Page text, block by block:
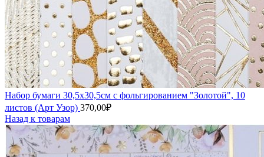
Набор бумаги 30,5х30,5см с фольгированием "Золотой", 10
листов (Арт Узор) 370,00₽
Назад к товарам